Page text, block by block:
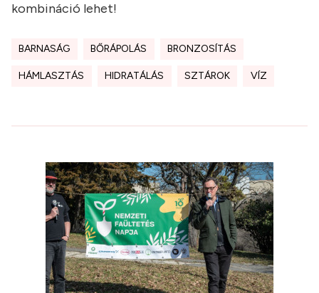
kombináció lehet!
BARNASÁG BŐRÁPOLÁS BRONZOSÍTÁS
HÁMLASZTÁS HIDRATÁLÁS SZTÁROK VÍZ